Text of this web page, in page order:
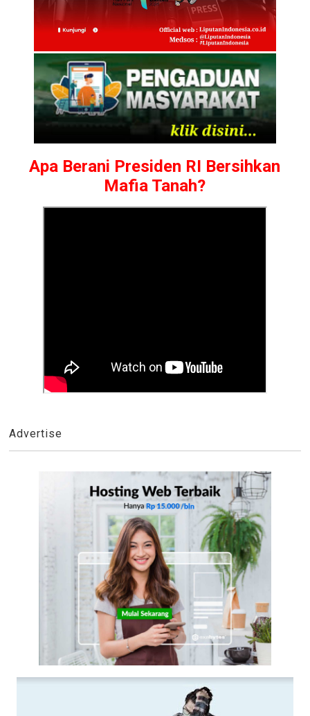
Apa Berani Presiden RI Bersihkan
Mafia Tanah?
Advertise